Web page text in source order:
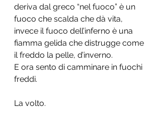
deriva dal greco “nel fuoco” è un
fuoco che scalda che dà vita,
invece il fuoco dell’inferno è una
fiamma gelida che distrugge come
il freddo la pelle, d’inverno.
E ora sento di camminare in fuochi
freddi.
La volto.